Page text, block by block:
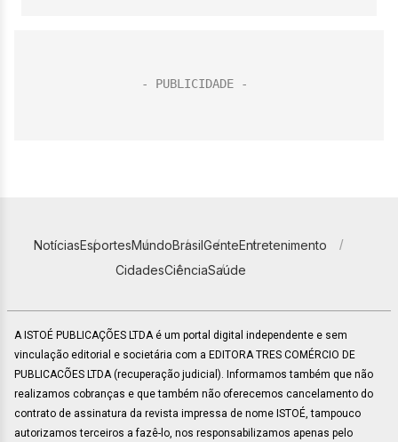
NotíciasEsportesMundoBrasilGenteEntretenimento
CidadesCiênciaSaúde
A ISTOÉ PUBLICAÇÕES LTDA é um portal digital independente e sem
vinculação editorial e societária com a EDITORA TRES COMÉRCIO DE
PUBLICACÕES LTDA (recuperação judicial). Informamos também que não
realizamos cobranças e que também não oferecemos cancelamento do
contrato de assinatura da revista impressa de nome ISTOÉ, tampouco
autorizamos terceiros a fazê-lo, nos responsabilizamos apenas pelo